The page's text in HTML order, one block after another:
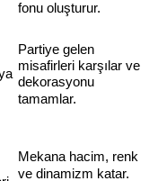
fonu oluşturur.
Partiye gelen
misafirleri karşılar ve
dekorasyonu
tamamlar.
Mekana hacim, renk
ve dinamizm katar.